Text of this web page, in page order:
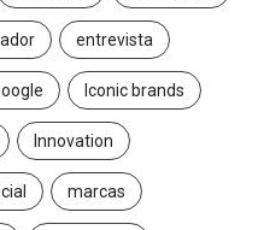
entrevista
Iconic brands
Innovation
marcas